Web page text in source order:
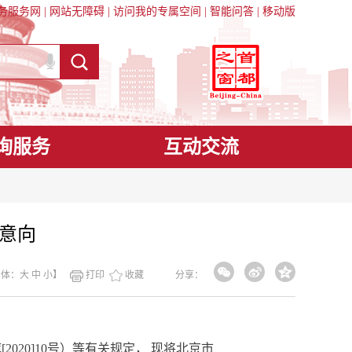
服务网 网站无障碍 访问我的专属空间 智能问答 移动版
服务 互动交流
向
分享：
： 大 中 小】 打印 收藏
[2020]10号）等有关规定， 现将北京市